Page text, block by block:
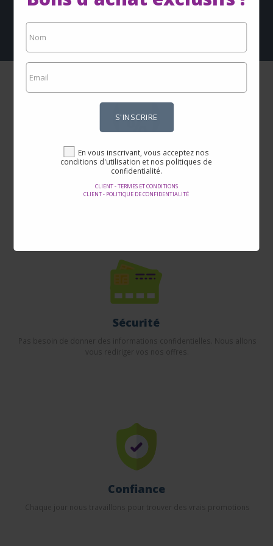
S'INSCRIRE
En vous inscrivant, vous acceptez nos
conditions d'utilisation et nos politiques de
confidentialité.
CLIENT - TERMES ET CONDITIONS
CLIENT - POLITIQUE DE CONFIDENTIALITÉ
Client - Politique de confidentialité
Prix incroyables
de produits.
Sécurité
Pas besoin de donner des informations confidentielles. Nous allons
vous rediriger vos nos offres.
Confiance